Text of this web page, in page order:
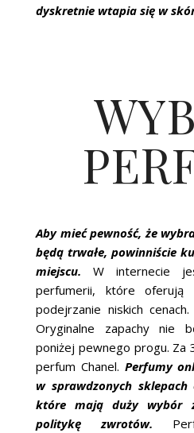
dyskretnie wtapia się w
Aby mieć pewność, że
będą trwałe, powinniście
miejscu.
W internecie
perfumerii, które oferują
podejrzanie niskich
Oryginalne zapachy nie
poniżej pewnego progu. Za
perfum Chanel. Perfumy
w sprawdzonych
które mają duży wybór
politykę zwrotów.